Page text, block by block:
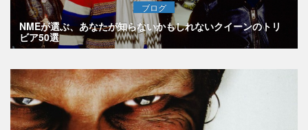
ブログ
NMEが選ぶ、あなたが知らないかもしれないクイーンのトリ
ビア50選